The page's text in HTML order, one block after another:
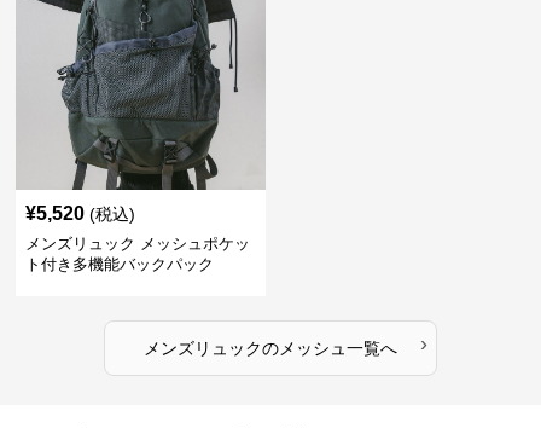
¥5,520 (税込)
メンズリュック メッシュポケッ
ト付き多機能バックパック
メンズリュックのメッシュ一覧へ ›